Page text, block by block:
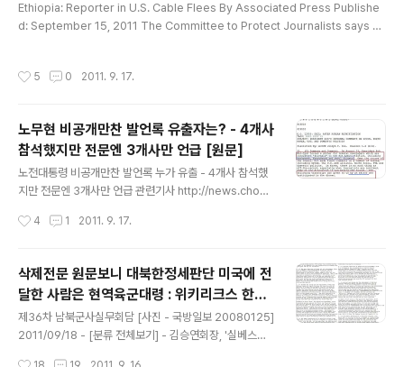
전체보기] - 헉!! '이학수빌딩' L&B타워 주인은 1990년 설
립된 다성양행 - 21년전부터 몰래 오퍼상'부업'? 지난 20
로 위키리크스 한국전문 원문확인결과 드러났습니..
Ethiopia: Reporter in U.S. Cable Flees By Associated Press Publishe
d: September 15, 2011 The Committee to Protect Journalists says an
ect repercussions for a journalist. The group said Wednesday that th
5 0 2011. 9. 17.
노무현 비공개만찬 발언록 유출자는? - 4개사
참석했지만 전문엔 3개사만 언급 [원문]
노전대통령 비공개만찬 발언록 누가 유출 - 4개사 참석했
지만 전문엔 3개사만 언급 관련기사 http://news.chosu
0124.html?news_Head3 2011/09/16 - [분류 전체
록 유출자는? - 4개사 참석했지만 전문엔 3개사만 언급
[원문] 2011/09/15 - [위키리크스] - 위키리크스전문중
KBS 기자면담 전문 원문 2건 2011/09/14 - [위키리크
스] - 손학규,'김승규, 일심회간첩단 수사로 밀려나'-'이재
4 1 2011. 9. 17.
삭제전문 원문보니 대북한정세판단 미국에 전
달한 사람은 현역육군대령 : 위키리크스 한국
전문
제36차 남북군사실무회담 [사진 - 국방일보 20080125]
2011/09/18 - [분류 전체보기] - 김승연회장, '실베스터